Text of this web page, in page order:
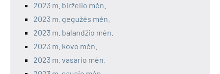
2023 m. birželio mėn.
2023 m. gegužės mėn.
2023 m. balandžio mėn.
2023 m. kovo mėn.
2023 m. vasario mėn.